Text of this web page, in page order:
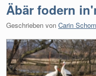
Äbär fodern
Geschrieben von Carin